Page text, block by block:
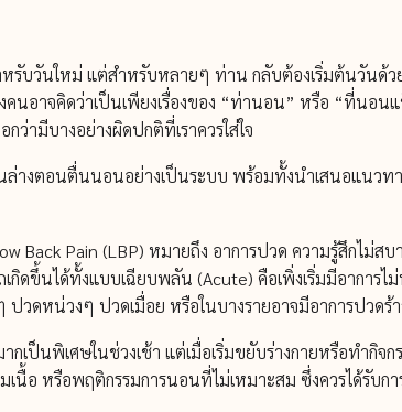
รับวันใหม่ แต่สำหรับหลายๆ ท่าน กลับต้องเริ่มต้นวันด้ว
นอาจคิดว่าเป็นเพียงเรื่องของ “ท่านอน” หรือ “ที่นอน
ามีบางอย่างผิดปกติที่เราควรใส่ใจ
างตอนตื่นนอนอย่างเป็นระบบ พร้อมทั้งนำเสนอแนวท
Back Pain (LBP) หมายถึง อาการปวด ความรู้สึกไม่ส
ดขึ้นได้ทั้งแบบเฉียบพลัน (Acute) คือเพิ่งเริ่มมีอาการไ
ดหน่วงๆ ปวดเมื่อย หรือในบางรายอาจมีอาการปวดร้
นพิเศษในช่วงเช้า แต่เมื่อเริ่มขยับร่างกายหรือทำกิจ
หรือพฤติกรรมการนอนที่ไม่เหมาะสม ซึ่งควรได้รับกา